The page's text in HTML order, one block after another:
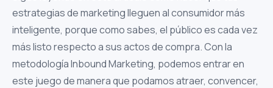
estrategias de marketing lleguen al consumidor más
inteligente, porque como sabes, el público es cada vez
más listo respecto a sus actos de compra. Con la
metodología Inbound Marketing, podemos entrar en
este juego de manera que podamos atraer, convencer,